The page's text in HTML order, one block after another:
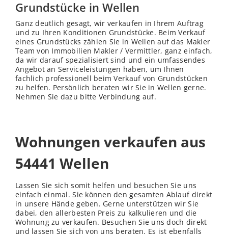
Grundstücke in Wellen
Ganz deutlich gesagt, wir verkaufen in Ihrem Auftrag
und zu Ihren Konditionen Grundstücke. Beim Verkauf
eines Grundstücks zählen Sie in Wellen auf das Makler
Team von Immobilien Makler / Vermittler, ganz einfach,
da wir darauf spezialisiert sind und ein umfassendes
Angebot an Serviceleistungen haben, um Ihnen
fachlich professionell beim Verkauf von Grundstücken
zu helfen. Persönlich beraten wir Sie in Wellen gerne.
Nehmen Sie dazu bitte Verbindung auf.
Wohnungen verkaufen aus
54441 Wellen
Lassen Sie sich somit helfen und besuchen Sie uns
einfach einmal. Sie können den gesamten Ablauf direkt
in unsere Hände geben. Gerne unterstützen wir Sie
dabei, den allerbesten Preis zu kalkulieren und die
Wohnung zu verkaufen. Besuchen Sie uns doch direkt
und lassen Sie sich von uns beraten. Es ist ebenfalls